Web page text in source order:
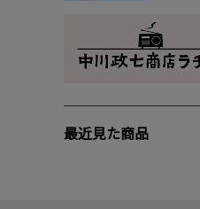
最近見た商品